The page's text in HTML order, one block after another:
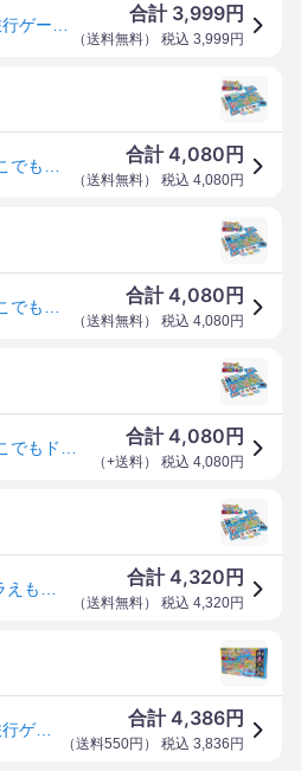
合計 3,999円
（送料無料） 税込 3,999 円
合計4,080 円
（送料無料） 税込 4,080円
合計4,080 円
（送料無料） 税込 4,080円
合計4,080 円
（+送料） 税込 4,080円
合計4,320 円
（送料無料） 税込 4,320円
どこでもドラえもん日本旅行ゲーム6（ラッピング対象外） EPT-07558 誕生日 プレゼント 子供 女の子 男の子 ギフト
合計4,386円
（送料550円 ） 税込 3,836 円